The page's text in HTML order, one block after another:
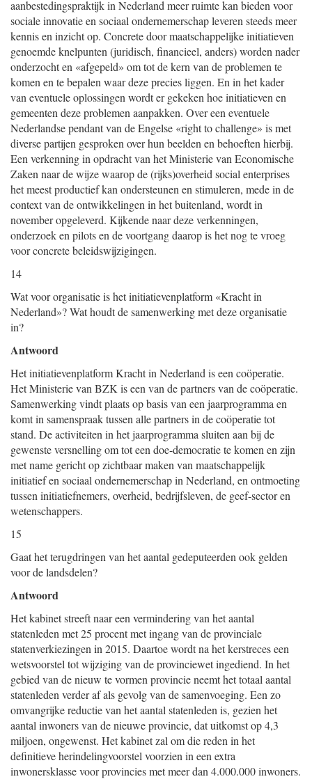
aanbestedingspraktijk in Nederland meer ruimte kan bieden voor
sociale innovatie en sociaal ondernemerschap leveren steeds meer
kennis en inzicht op. Concrete door maatschappelijke initiatieven
genoemde knelpunten (juridisch, financieel, anders) worden nader
onderzocht en «afgepeld» om tot de kern van de problemen te
komen en te bepalen waar deze precies liggen. En in het kader
van eventuele oplossingen wordt er gekeken hoe initiatieven en
gemeenten deze problemen aanpakken. Over een eventuele
Nederlandse pendant van de Engelse «right to challenge» is met
diverse partijen gesproken over hun beelden en behoeften hierbij.
Een verkenning in opdracht van het Ministerie van Economische
Zaken naar de wijze waarop de (rijks)overheid social enterprises
het meest productief kan ondersteunen en stimuleren, mede in de
context van de ontwikkelingen in het buitenland, wordt in
november opgeleverd. Kijkende naar deze verkenningen,
onderzoek en pilots en de voortgang daarop is het nog te vroeg
voor concrete beleidswijzigingen.
14
Wat voor organisatie is het initiatievenplatform «Kracht in
Nederland»? Wat houdt de samenwerking met deze organisatie
in?
Antwoord
Het initiatievenplatform Kracht in Nederland is een coöperatie.
Het Ministerie van BZK is een van de partners van de coöperatie.
Samenwerking vindt plaats op basis van een jaarprogramma en
komt in samenspraak tussen alle partners in de coöperatie tot
stand. De activiteiten in het jaarprogramma sluiten aan bij de
gewenste versnelling om tot een doe-democratie te komen en zijn
met name gericht op zichtbaar maken van maatschappelijk
initiatief en sociaal ondernemerschap in Nederland, en ontmoeting
tussen initiatiefnemers, overheid, bedrijfsleven, de geef-sector en
wetenschappers.
15
Gaat het terugdringen van het aantal gedeputeerden ook gelden
voor de landsdelen?
Antwoord
Het kabinet streeft naar een vermindering van het aantal
statenleden met 25 procent met ingang van de provinciale
statenverkiezingen in 2015. Daartoe wordt na het kerstreces een
wetsvoorstel tot wijziging van de provinciewet ingediend. In het
gebied van de nieuw te vormen provincie neemt het totaal aantal
statenleden verder af als gevolg van de samenvoeging. Een zo
omvangrijke reductie van het aantal statenleden is, gezien het
aantal inwoners van de nieuwe provincie, dat uitkomst op 4,3
miljoen, ongewenst. Het kabinet zal om die reden in het
definitieve herindelingvoorstel voorzien in een extra
inwonersklasse voor provincies met meer dan 4.000.000 inwoners.